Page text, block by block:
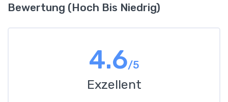
Bewertung (hoch Bis Niedrig)
4.6/5
Exzellent